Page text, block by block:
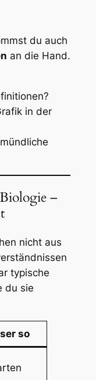
du auch
an die Hand.
in der
–
nicht aus
typische
du sie
so